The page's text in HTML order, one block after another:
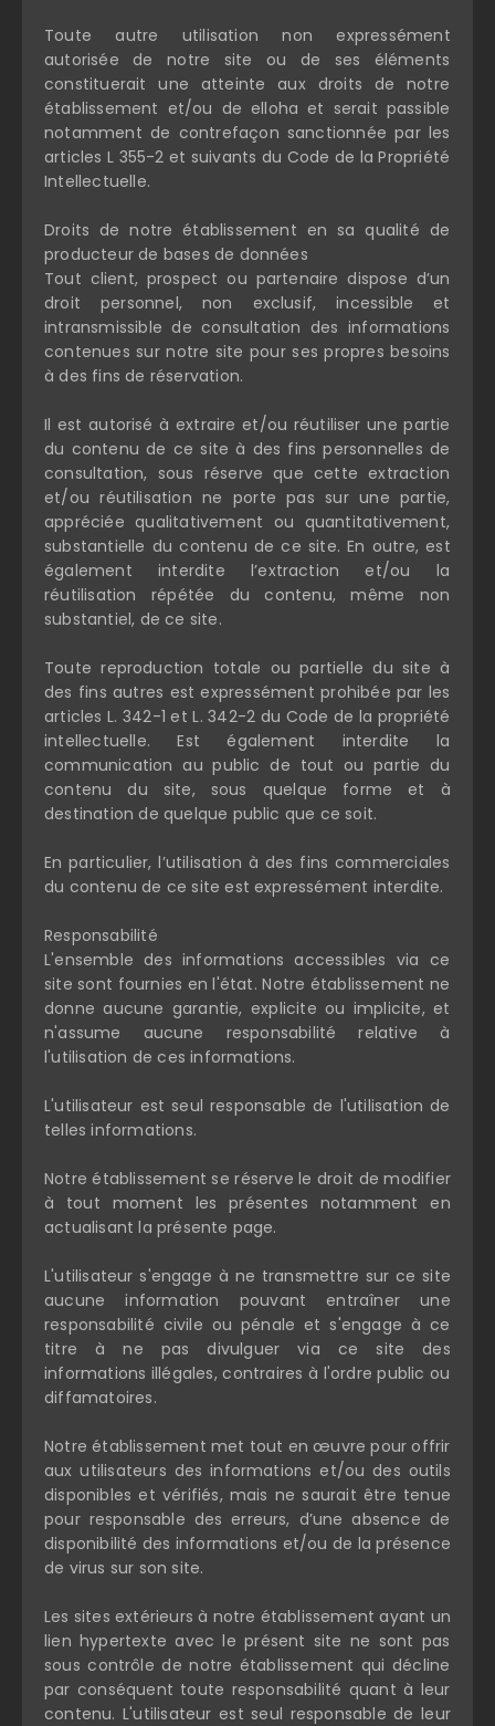
Toute autre utilisation non expressément
autorisée de notre site ou de ses éléments
constituerait une atteinte aux droits de notre
établissement et/ou de elloha et serait passible
notamment de contrefaçon sanctionnée par les
articles L 355-2 et suivants du Code de la Propriété
Intellectuelle.
Droits de notre établissement en sa qualité de
producteur de bases de données
Tout client, prospect ou partenaire dispose d’un
droit personnel, non exclusif, incessible et
intransmissible de consultation des informations
contenues sur notre site pour ses propres besoins
à des fins de réservation.
Il est autorisé à extraire et/ou réutiliser une partie
du contenu de ce site à des fins personnelles de
consultation, sous réserve que cette extraction
et/ou réutilisation ne porte pas sur une partie,
appréciée qualitativement ou quantitativement,
substantielle du contenu de ce site. En outre, est
également interdite l’extraction et/ou la
réutilisation répétée du contenu, même non
substantiel, de ce site.
Toute reproduction totale ou partielle du site à
des fins autres est expressément prohibée par les
articles L. 342-1 et L. 342-2 du Code de la propriété
intellectuelle. Est également interdite la
communication au public de tout ou partie du
contenu du site, sous quelque forme et à
destination de quelque public que ce soit.
En particulier, l’utilisation à des fins commerciales
du contenu de ce site est expressément interdite.
Responsabilité
L'ensemble des informations accessibles via ce
site sont fournies en l'état. Notre établissement ne
donne aucune garantie, explicite ou implicite, et
n'assume aucune responsabilité relative à
l'utilisation de ces informations.
L'utilisateur est seul responsable de l'utilisation de
telles informations.
Notre établissement se réserve le droit de modifier
à tout moment les présentes notamment en
actualisant la présente page.
L'utilisateur s'engage à ne transmettre sur ce site
aucune information pouvant entraîner une
responsabilité civile ou pénale et s'engage à ce
titre à ne pas divulguer via ce site des
informations illégales, contraires à l'ordre public ou
diffamatoires.
Notre établissement met tout en œuvre pour offrir
aux utilisateurs des informations et/ou des outils
disponibles et vérifiés, mais ne saurait être tenue
pour responsable des erreurs, d’une absence de
disponibilité des informations et/ou de la présence
de virus sur son site.
Les sites extérieurs à notre établissement ayant un
lien hypertexte avec le présent site ne sont pas
sous contrôle de notre établissement qui décline
par conséquent toute responsabilité quant à leur
contenu. L'utilisateur est seul responsable de leur